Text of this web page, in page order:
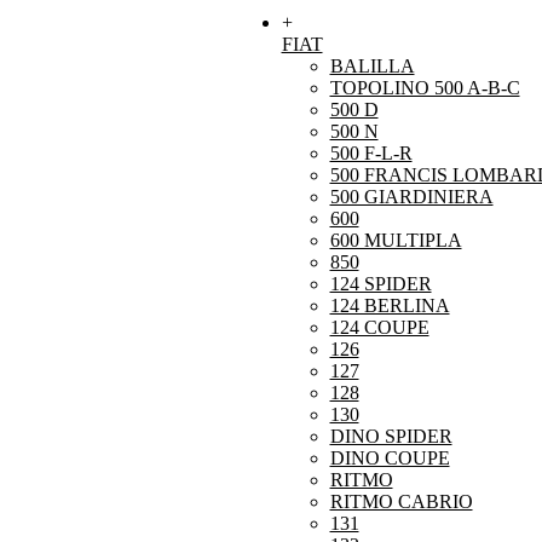
+
FIAT
BALILLA
TOPOLINO 500 A-B-C
500 D
500 N
500 F-L-R
500 FRANCIS
500 GIARDINIERA
600
600 MULTIPLA
850
124 SPIDER
124 BERLINA
124 COUPE
126
127
128
130
DINO SPIDER
DINO COUPE
RITMO
RITMO CABRIO
131